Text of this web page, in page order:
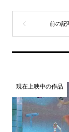
現在上映中の作品